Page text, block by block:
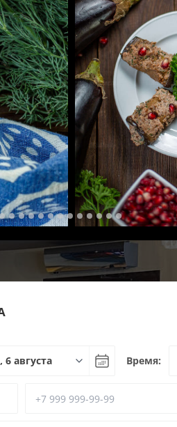
Время: